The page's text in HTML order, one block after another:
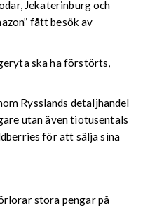
Jekaterinburg och
fått besök av
ska ha förstörts,
Rysslands detaljhandel
utan även tiotusentals
för att sälja sina
stora pengar på